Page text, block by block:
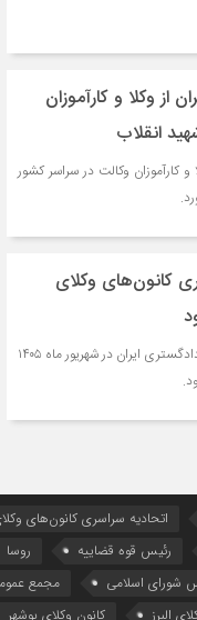
وکلا و کارآموزان
انقلاب
کارآموزان وکالت در سراسر کشور
کانون‌های وکلای
پنجاه و هفتمین همایش هیأت عمومی اتحادیه سراسری کانون‌های وکلای دادگستری ایران در شهریور ماه ۱۴۰۵
اتحادیه سراسری کانون‌های
رئیس قوه قضاییه روسا
شورای اسلامی مجمع
البرز کانون وکلای بوشهر